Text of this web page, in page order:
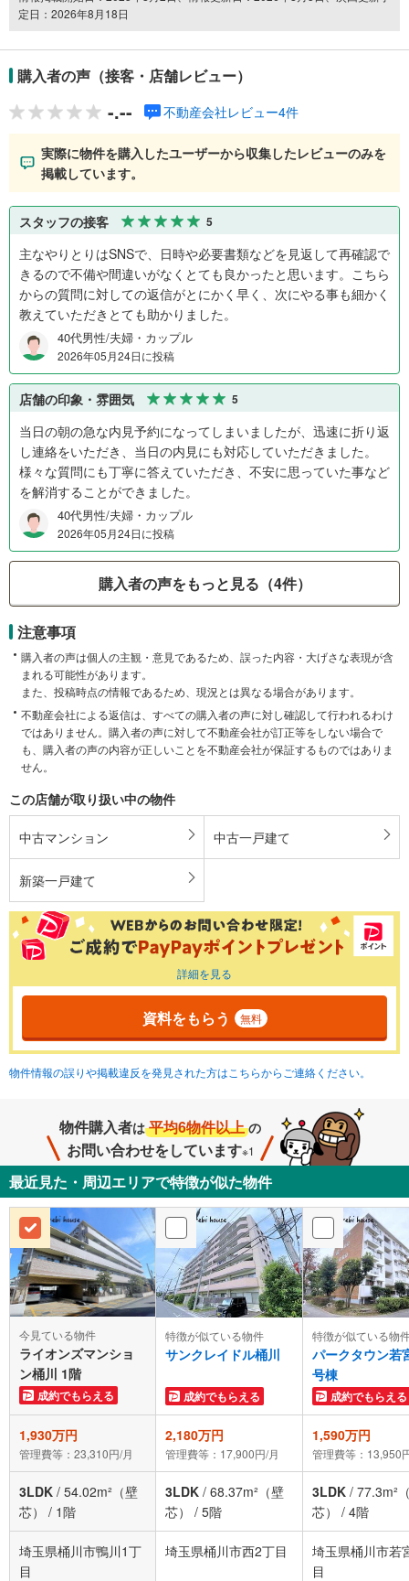
定日：2026年8月18日
購入者の声（接客・店舗レビュー）
-.-- 不動産会社レビュー4件
実際に物件を購入したユーザーから収集したレビューのみを
掲載しています。
スタッフの接客 5
主なやりとりはSNSで、日時や必要書類などを見返して再確認で
きるので不備や間違いがなくとても良かったと思います。こちら
からの質問に対しての返信がとにかく早く、次にやる事も細かく
教えていただきとても助かりました。
40代男性/夫婦・カップル
2026年05月24日に投稿
店舗の印象・雰囲気 5
当日の朝の急な内見予約になってしまいましたが、迅速に折り返
し連絡をいただき、当日の内見にも対応していただきました。
様々な質問にも丁寧に答えていただき、不安に思っていた事など
を解消することができました。
40代男性/夫婦・カップル
2026年05月24日に投稿
購入者の声をもっと見る（4件）
注意事項
購入者の声は個人の主観・意見であるため、誤った内容・大げさな表現が含
まれる可能性があります。
また、投稿時点の情報であるため、現況とは異なる場合があります。
不動産会社による返信は、すべての購入者の声に対し確認して行われるわけ
ではありません。購入者の声に対して不動産会社が訂正等をしない場合で
も、購入者の声の内容が正しいことを不動産会社が保証するものではありま
せん。
この店舗が取り扱い中の物件
中古マンション 中古一戸建て
新築一戸建て
詳細を見る
資料をもらう 無料
物件情報の誤りや掲載違反を発見された方はこちらからご連絡ください。
物件購入者は 平均6物件以上 の
お問い合わせをしています※1
最近見た・周辺エリアで特徴が似た物件
今見ている物件
ライオンズマンショ
ン桶川 1階
成約でもらえる
特徴が似ている物件
サンクレイドル桶川
成約でもらえる
特徴が似ている物
パークタウン
号棟
成約でもらえる
1,930万円
管理費等：23,310円/月
2,180万円
管理費等：17,900円/月
1,590万円
管理費等：13,950
3LDK / 54.02m²（壁
芯）
/ 1階
3LDK / 68.37m²（壁
芯）
/ 5階
3LDK / 77.3m²
芯）
/ 4階
埼玉県桶川市鴨川1丁
目
埼玉県桶川市西2丁目
埼玉県桶川市若
目